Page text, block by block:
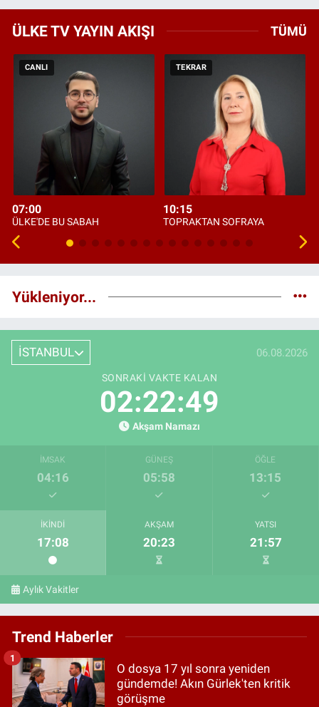
ÜLKE TV YAYIN AKIŞI TÜMÜ
CANLI
07:00
ÜLKE'DE BU SABAH
TEKRAR
10:15
TOPRAKTAN SOFRAYA
Yükleniyor...
İSTANBUL 06.08.2026
SONRAKI VAKTE KALAN
02:22:48
Akşam Namazı
İMSAK
04:16
GÜNEŞ
05:58
ÖĞLE
13:15
İKINDI
17:08
AKŞAM
20:23
YATSI
21:57
Aylık Vakitler
Trend Haberler
O dosya 17 yıl sonra yeniden
gündemde! Akın Gürlek'ten kritik
görüşme
1